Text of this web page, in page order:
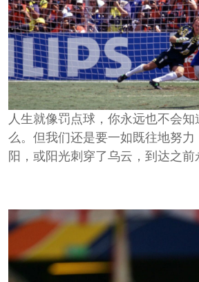
人生就像罚点球，你永远也不会
么。但我们还是要一如既往地努力
阳，或阳光刺穿了乌云，到达之前